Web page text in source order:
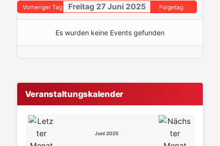
Vorheriger Tag Freitag 27 Juni 2025 Folgetag
Es wurden keine Events gefunden
Veranstaltungskalender
Juni 2025